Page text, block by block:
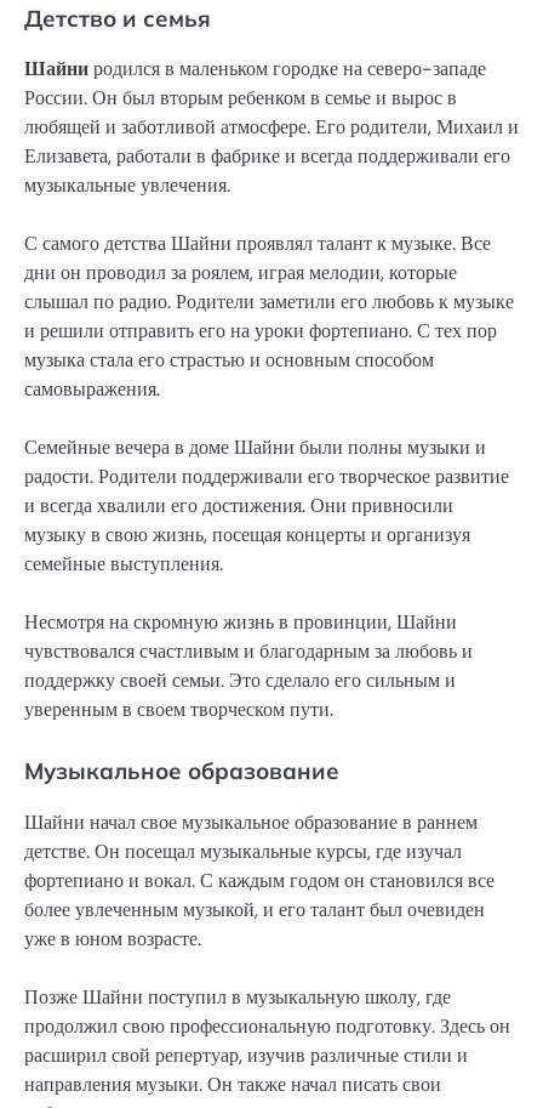
Детство и семья
Шайниродился в маленьком городке на северо-западе
России. Он был вторым ребенком в семье и вырос в
любящей и заботливой атмосфере. Его родители, Михаил и
Елизавета, работали в фабрике и всегда поддерживали его
музыкальные увлечения.
С самого детства Шайни проявлял талант к музыке. Все
дни он проводил за роялем, играя мелодии, которые
слышал по радио. Родители заметили его любовь к музыке
и решили отправить его на уроки фортепиано. С тех пор
музыка стала его страстью и основным способом
самовыражения.
Семейные вечера в доме Шайни были полны музыки и
радости. Родители поддерживали его творческое развитие
и всегда хвалили его достижения. Они привносили
музыку в свою жизнь, посещая концерты и организуя
семейные выступления.
Несмотря на скромную жизнь в провинции, Шайни
чувствовался счастливым и благодарным за любовь и
поддержку своей семьи. Это сделало его сильным и
уверенным в своем творческом пути.
Музыкальное образование
Шайни начал свое музыкальное образование в раннем
детстве. Он посещал музыкальные курсы, где изучал
фортепиано и вокал. С каждым годом он становился все
более увлеченным музыкой, и его талант был очевиден
уже в юном возрасте.
Позже Шайни поступил в музыкальную школу, где
продолжил свою профессиональную подготовку. Здесь он
расширил свой репертуар, изучив различные стили и
направления музыки. Он также начал писать свои